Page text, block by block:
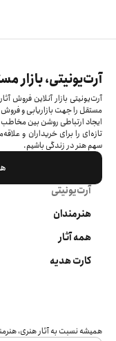
آرت‌یونیتی، بازار
مستقل را جهت بازاریابی و فروش
ایجاد ارتباطی روشن بین
تازه‌ای را برای خریداران و
سهم هنر در زندگی باشیم.
آرت‌یونیتی
هنرمندان
همه آثار
کارت هدیه
همیشه نسبت به آثار هنری،